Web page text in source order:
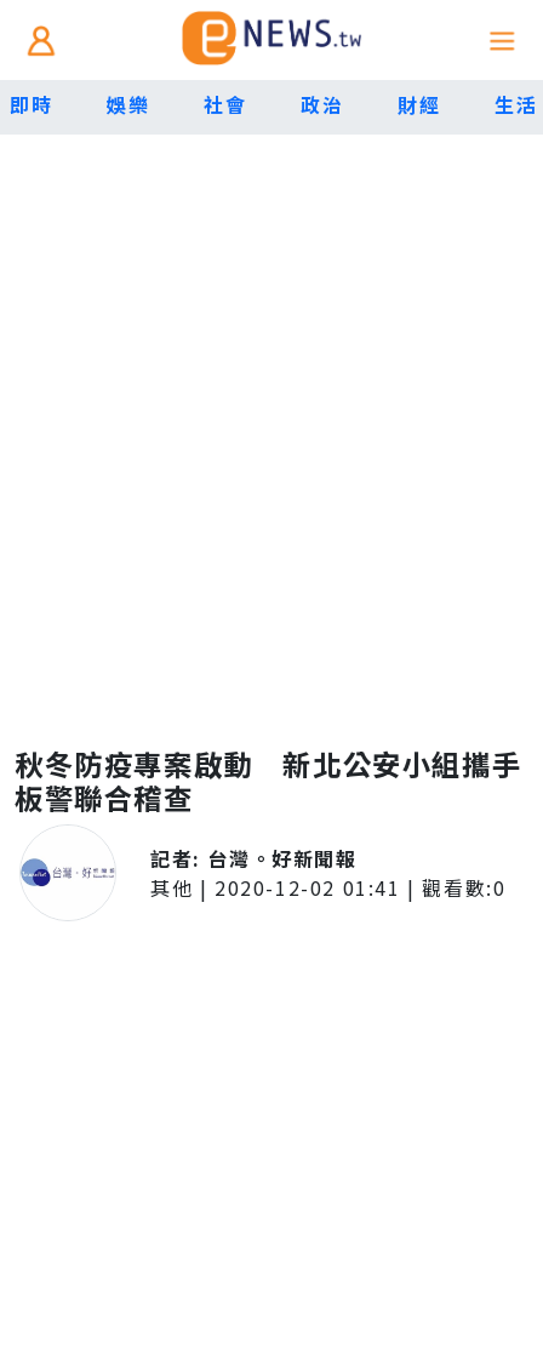
即時 娛樂 社會 政治 財經 生活
秋冬防疫專案啟動 新北公安小組攜手
板警聯合稽查
記者: 台灣。好新聞報
其他 | 2020-12-02 01:41 | 觀看數:0